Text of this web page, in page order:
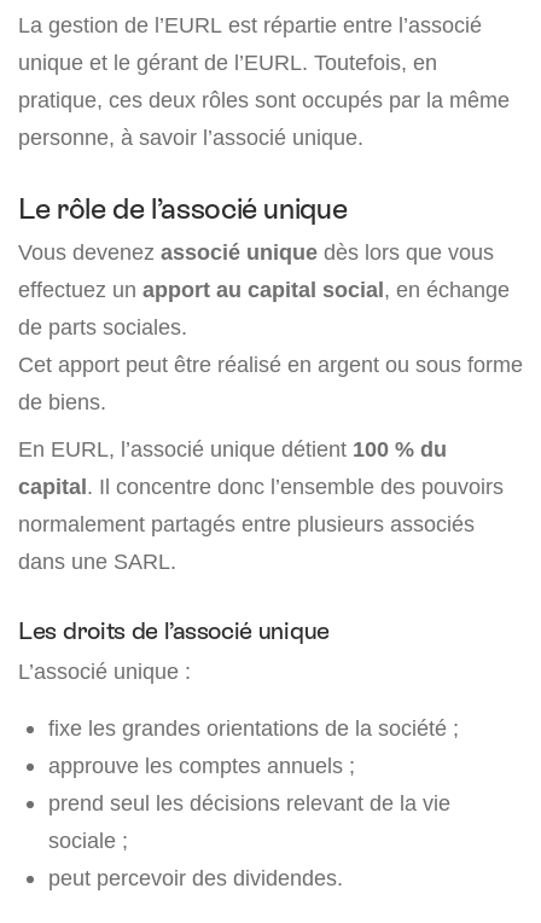
La gestion de l’EURL est répartie entre l’associé
unique et le gérant de l’EURL. Toutefois, en
pratique, ces deux rôles sont occupés par la même
personne, à savoir l’associé unique.
Le rôle de l’associé unique
Vous devenez associé unique dès lors que vous
effectuez un apport au capital social, en échange
de parts sociales.
Cet apport peut être réalisé en argent ou sous forme
de biens.
En EURL, l’associé unique détient 100 % du
capital. Il concentre donc l’ensemble des pouvoirs
normalement partagés entre plusieurs associés
dans une SARL.
Les droits de l’associé unique
L’associé unique :
fixe les grandes orientations de la société ;
approuve les comptes annuels ;
prend seul les décisions relevant de la vie
sociale ;
peut percevoir des dividendes.